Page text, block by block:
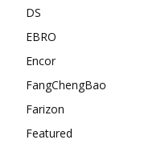
DS
EBRO
Encor
FangChengBao
Farizon
Featured